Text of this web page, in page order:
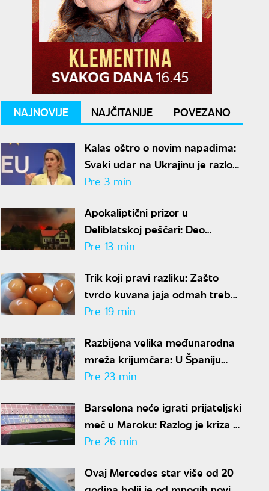
NAJNOVIJE NAJČITANIJE POVEZANO
Kalas oštro o novim napadima:
Svaki udar na Ukrajinu je razlog
više da pojačamo pritisak na
Pre 3 min
Apokaliptični prizor u
Deliblatskoj peščari: Deo
stanovništva evakuisan, požar i
Pre 13 min
Trik koji pravi razliku: Zašto
tvrdo kuvana jaja odmah treba
potopiti u ledenu vodu
Pre 19 min
Razbijena velika međunarodna
mreža krijumčara: U Španiju
prebacili više od 2.000
Pre 23 min
Barselona neće igrati prijateljski
meč u Maroku: Razlog je kriza u
Seuti
Pre 26 min
Ovaj Mercedes star više od 20